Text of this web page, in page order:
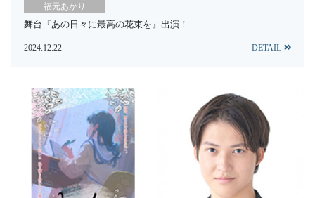
福元あかり
舞台『あの日々に最高の花束を』出演！
2024.12.22 DETAIL